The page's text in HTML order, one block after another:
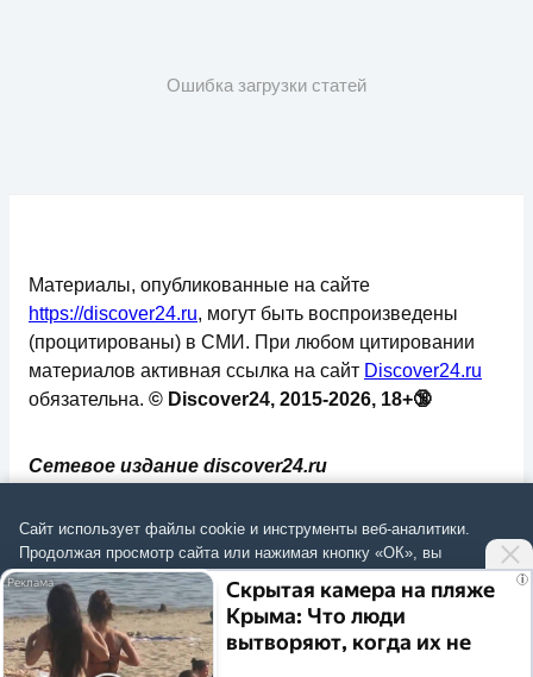
Ошибка загрузки статей
✅ 📄
Сетевое издание discover24.ru
надзору в сфере связи, информационных
технологий и массовых коммуникаций
(Роскомнадзор). Регистрационный номер: ЭЛ №
ФС 77 - 73793.
Материалы, опубликованные на сайте
https://discover24.ru, могут быть воспроизведены
(процитированы) в СМИ. При любом цитировании
материалов активная ссылка на сайт Discover24.ru
обязательна. © Discover24, 2015-2026, 18+🔞
i
Скрытая камера на пляже
Крыма: Что люди
вытворяют, когда их не
Сайт использует файлы cookie и инструменты веб-аналитики.
Продолжая просмотр сайта или нажимая кнопку «ОК», вы
подтверждаетесогласие на обработку данныхсогласноПолитике.
Согласиться